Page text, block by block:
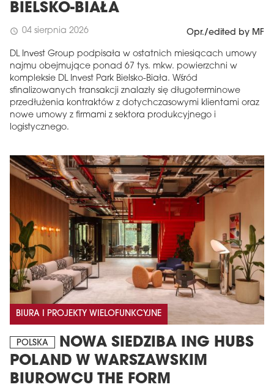
BIELSKO-BIAŁA
schedule 04 sierpnia 2026 Opr./edited by MF
DL Invest Group podpisała w ostatnich miesiącach umowy
najmu obejmujące ponad 67 tys. mkw. powierzchni w
kompleksie DL Invest Park Bielsko-Biała. Wśród
sfinalizowanych transakcji znalazły się długoterminowe
przedłużenia kontraktów z dotychczasowymi klientami oraz
nowe umowy z firmami z sektora produkcyjnego i
logistycznego.
BIURA I PROJEKTY WIELOFUNKCYJNE
POLSKA
NOWA SIEDZIBA ING HUBS
POLAND W WARSZAWSKIM
BIUROWCU THE FORM